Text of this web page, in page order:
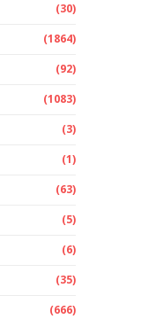
(30)
(1864)
(92)
(1083)
(3)
(1)
(63)
(5)
(6)
(35)
(666)